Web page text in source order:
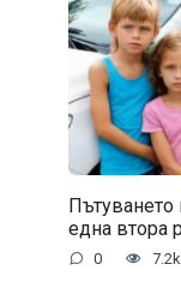
Пътуването
една втора
0